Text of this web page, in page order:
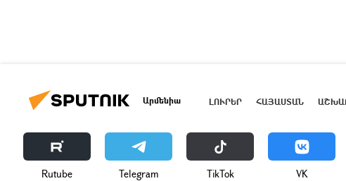
Արմենիա ԼՈՒՐԵՐ ՀԱՅԱՍՏԱՆ
Rutube Telegram ТikТоk VK